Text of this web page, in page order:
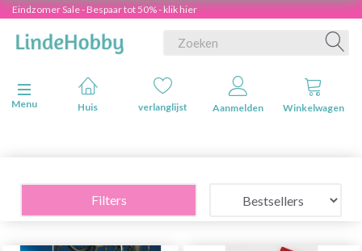
Eindzomer Sale - Bespaar tot 50% - klik hier
Navigatie in-/uitschakelen
Menu
Huis verlanglijst Aanmelden Winkelwagen
Filters